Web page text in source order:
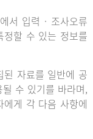
서 입력 · 조사오류
할 수 있는 정보를
된 자료를 일반에 공
수 있기를 바라며,
게 각 다음 사항에